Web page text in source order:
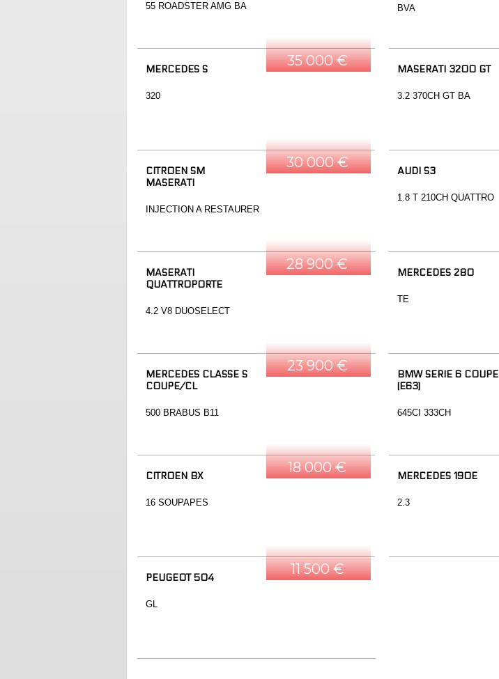
55 ROADSTER AMG BA
BVA
35 000 €
MERCEDES S
320
MASERATI 3200 GT
3.2 370CH GT BA
30 000 €
CITROEN SM
MASERATI
INJECTION A RESTAURER
AUDI S3
1.8 T 210CH QUATTRO
28 900 €
MASERATI
QUATTROPORTE
4.2 V8 DUOSELECT
MERCEDES 280
TE
23 900 €
MERCEDES CLASSE S
COUPE/CL
500 BRABUS B11
BMW SERIE 6 COUPE
(E63)
645CI 333CH
18 000 €
CITROEN BX
16 SOUPAPES
MERCEDES 190E
2.3
11 500 €
PEUGEOT 504
GL